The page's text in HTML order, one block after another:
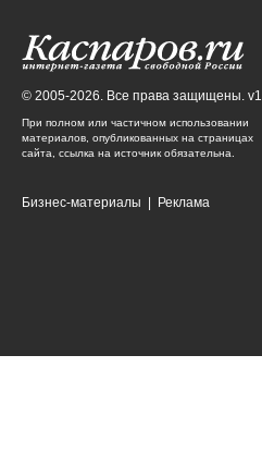
© 2005-2026. Все права защищены. v1
При полном или частичном использовании
материалов, опубликованных на страницах
сайта, ссылка на источник обязательна.
Бизнес-материалы Реклама